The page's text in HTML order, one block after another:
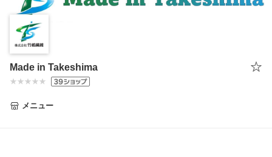
Made in Takeshima
メニュー